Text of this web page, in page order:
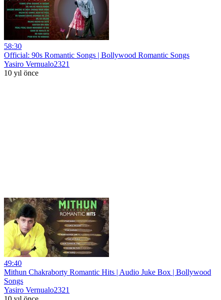
58:30
Official: 90s Romantic Songs | Bollywood Romantic Songs
Yasiro Vernualo2321
10 yıl önce
49:40
Mithun Chakraborty Romantic Hits | Audio Juke Box | Bollywood
Songs
Yasiro Vernualo2321